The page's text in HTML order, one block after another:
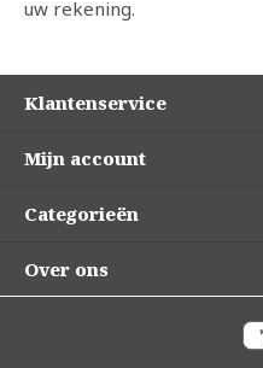
uw rekening.
Klantenservice
Mijn account
Categorieën
Over ons